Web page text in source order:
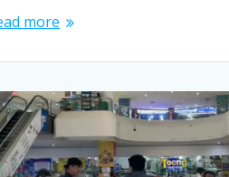
more